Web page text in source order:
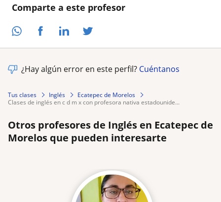
Comparte a este profesor
¿Hay algún error en este perfil? Cuéntanos
Tus clases Inglés
Ecatepec de Morelos
clases de inglés en c d m x con profesora nativa estadounide...
Otros profesores de Inglés en Ecatepec de
Morelos que pueden interesarte